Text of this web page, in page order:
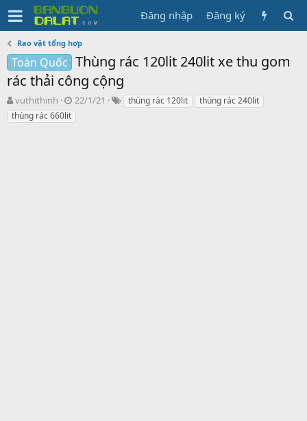
Đăng nhập Đăng ký
Rao vặt tổng hợp
Toàn Quốc Thùng rác 120lit 240lit xe thu gom
rác thải công cộng
N
g
ư
vuthithinh
N
g
à
22/1/21
Tthùng rác 120lit
thùng rác 240lit
thùng rác 660lit